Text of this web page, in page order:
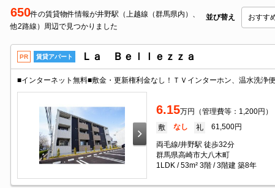
650件の賃貸物件情報が井野駅（上越線（群馬県内）、
他2路線）周辺で見つかりました
並び替え
PR 賃貸アパート Ｌａ Ｂｅｌｌｅｚｚａ
6.15万円（管理費等：1,200円）
敷 なし 礼 61,500円
両毛線/井野駅 徒歩32分
群馬県高崎市大八木町
1LDK / 53m² 3階 / 3階建 築8年